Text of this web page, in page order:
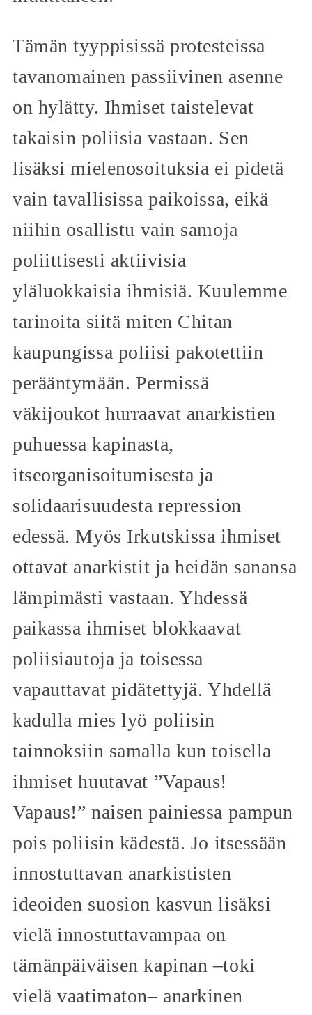
Tämän tyyppisissä protesteissa
tavanomainen passiivinen asenne
on hylätty. Ihmiset taistelevat
takaisin poliisia vastaan. Sen
lisäksi mielenosoituksia ei pidetä
vain tavallisissa paikoissa, eikä
niihin osallistu vain samoja
poliittisesti aktiivisia
yläluokkaisia ihmisiä. Kuulemme
tarinoita siitä miten Chitan
kaupungissa poliisi pakotettiin
perääntymään. Permissä
väkijoukot hurraavat anarkistien
puhuessa kapinasta,
itseorganisoitumisesta ja
solidaarisuudesta repression
edessä. Myös Irkutskissa ihmiset
ottavat anarkistit ja heidän sanansa
lämpimästi vastaan. Yhdessä
paikassa ihmiset blokkaavat
poliisiautoja ja toisessa
vapauttavat pidätettyjä. Yhdellä
kadulla mies lyö poliisin
tainnoksiin samalla kun toisella
ihmiset huutavat ”Vapaus!
Vapaus!” naisen painiessa pampun
pois poliisin kädestä. Jo itsessään
innostuttavan anarkististen
ideoiden suosion kasvun lisäksi
vielä innostuttavampaa on
tämänpäiväisen kapinan –toki
vielä vaatimaton– anarkinen